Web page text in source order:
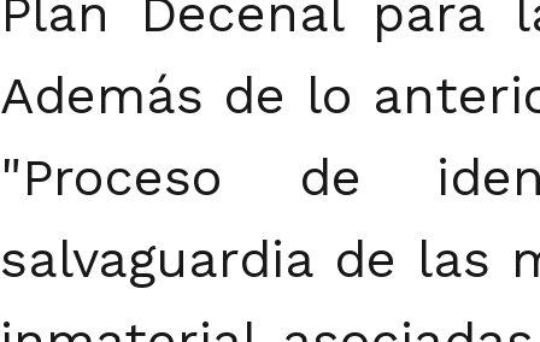
Plan Decenal para
Además de lo
"Proceso de
salvaguardia de las